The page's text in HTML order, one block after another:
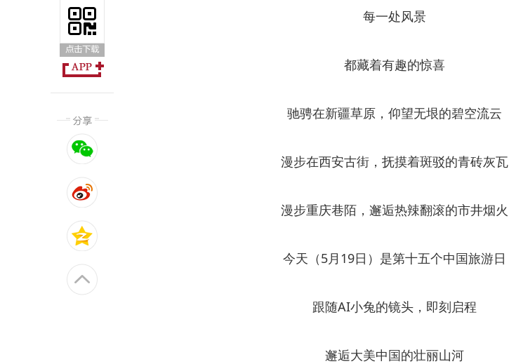
每一处风景
都藏着有趣的惊喜
驰骋在新疆草原，仰望无垠的碧空流云
漫步在西安古街，抚摸着斑驳的青砖灰瓦
漫步重庆巷陌，邂逅热辣翻滚的市井烟火
今天（5月19日）是第十五个中国旅游日
跟随AI小兔的镜头，即刻启程
邂逅大美中国的壮丽山河